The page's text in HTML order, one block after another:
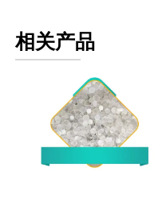
相关产品